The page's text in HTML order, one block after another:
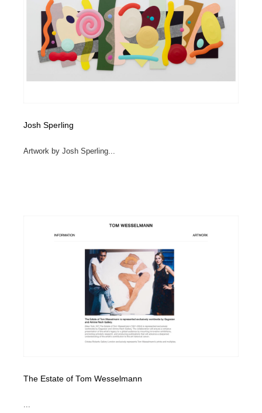
Josh Sperling
Artwork by Josh Sperling...
The Estate of Tom Wesselmann
...